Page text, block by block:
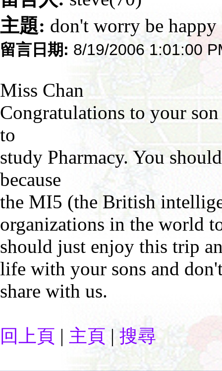
主題: don't worry be happy
留言日期: 8/19/2006 1:01:00
Miss Chan
Congratulations to your
to
study Pharmacy. You
because
the MI5 (the British
organizations in the world
should just enjoy this trip
life with your sons and
share with us.
回上頁 | 主頁 | 搜尋